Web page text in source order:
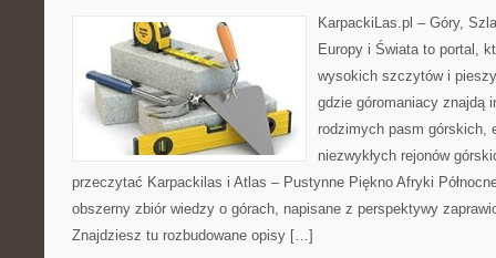
KarpackiLas.pl – Góry,
Europy i Świata to portal,
wysokich szczytów i
gdzie góromaniacy znajdą
rodzimych pasm górskich,
niezwykłych rejonów
przeczytać Karpackilas i Atlas – Pustynne Piękno Afryki
obszerny zbiór wiedzy o górach, napisane z perspektywy
Znajdziesz tu rozbudowane opisy […]